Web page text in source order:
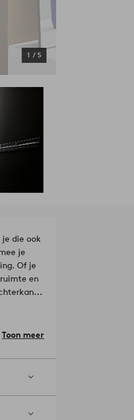
1 / 5
die ook
je
Of je
en
de
Toon meer